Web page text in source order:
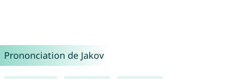
Prononciation de Jakov